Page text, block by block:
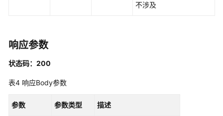
组
成
-
不涉及
响应参数
状态码：200
表4 响应Body参数
参数 参数类型 描述